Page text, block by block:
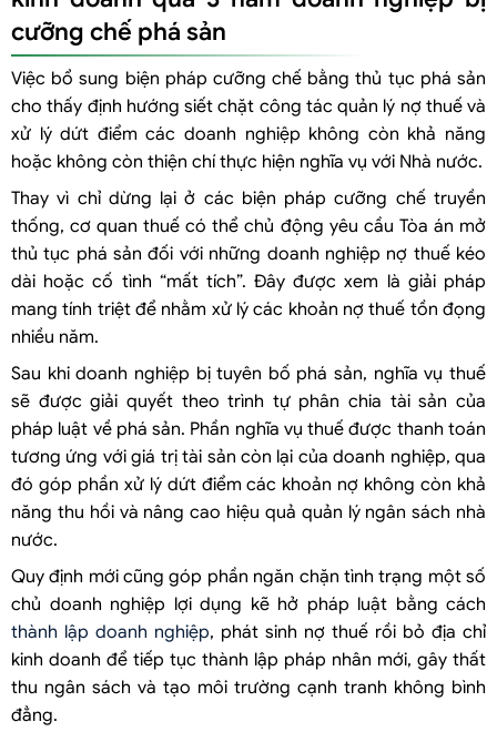
cưỡng chế phá sản
Việc bổ sung biện pháp cưỡng chế bằng thủ tục phá sản
cho thấy định hướng siết chặt công tác quản lý nợ thuế và
xử lý dứt điểm các doanh nghiệp không còn khả năng
hoặc không còn thiện chí thực hiện nghĩa vụ với Nhà nước.
Thay vì chỉ dừng lại ở các biện pháp cưỡng chế truyền
thống, cơ quan thuế có thể chủ động yêu cầu Tòa án mở
thủ tục phá sản đối với những doanh nghiệp nợ thuế kéo
dài hoặc cố tình “mất tích”. Đây được xem là giải pháp
mang tính triệt để nhằm xử lý các khoản nợ thuế tồn đọng
nhiều năm.
Sau khi doanh nghiệp bị tuyên bố phá sản, nghĩa vụ thuế
sẽ được giải quyết theo trình tự phân chia tài sản của
pháp luật về phá sản. Phần nghĩa vụ thuế được thanh toán
tương ứng với giá trị tài sản còn lại của doanh nghiệp, qua
đó góp phần xử lý dứt điểm các khoản nợ không còn khả
năng thu hồi và nâng cao hiệu quả quản lý ngân sách nhà
nước.
Quy định mới cũng góp phần ngăn chặn tình trạng một số
chủ doanh nghiệp lợi dụng kẽ hở pháp luật bằng cách
thành lập doanh nghiệp, phát sinh nợ thuế rồi bỏ địa chỉ
kinh doanh để tiếp tục thành lập pháp nhân mới, gây thất
thu ngân sách và tạo môi trường cạnh tranh không bình
đẳng.